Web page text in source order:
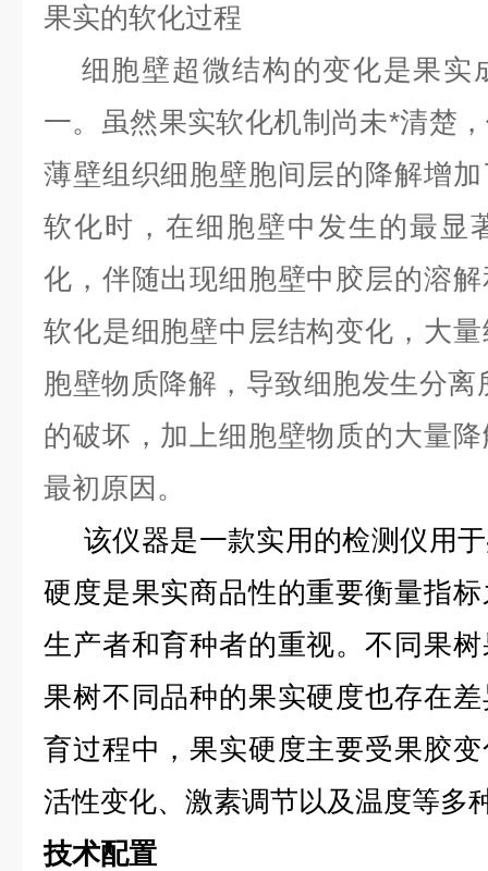
果实的软化过程
细胞壁超微结构的变化是果实
一。虽然果实软化机制尚未*清楚
薄壁组织细胞壁胞间层的降解增
软化时，在细胞壁中发生的最显
化，伴随出现细胞壁中胶层的溶
软化是细胞壁中层结构变化，大
胞壁物质降解，导致细胞发生分
的破坏，加上细胞壁物质的大量
最初原因。
该仪器是一款实用的检测仪用
硬度是果实商品性的重要衡量指
生产者和育种者的重视。不同果
果树不同品种的果实硬度也存在
育过程中，果实硬度主要受果胶
活性变化、激素调节以及温度等多
技术配置